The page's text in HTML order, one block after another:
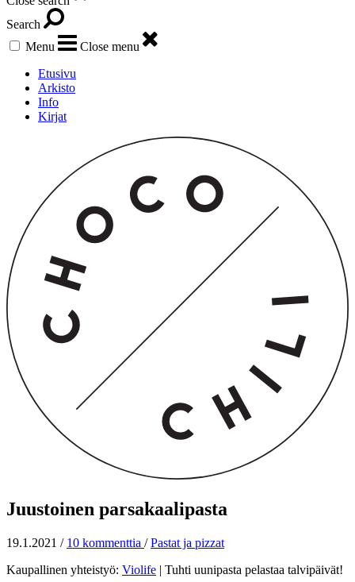
Search
Menu
Close menu
Etusivu
Arkisto
Info
Kirjat
Juustoinen parsakaalipasta
19.1.2021 / 10 kommenttia / Pastat ja pizzat
Kaupallinen yhteistyö: Violife | Tuhti uunipasta pelastaa talvipäivät!